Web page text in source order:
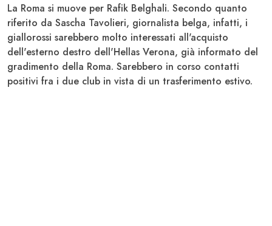
La Roma si muove per Rafik Belghali. Secondo quanto
riferito da Sascha Tavolieri, giornalista belga, infatti, i
giallorossi sarebbero molto interessati all'acquisto
dell'esterno destro dell'Hellas Verona, già informato del
gradimento della Roma. Sarebbero in corso contatti
positivi fra i due club in vista di un trasferimento estivo.